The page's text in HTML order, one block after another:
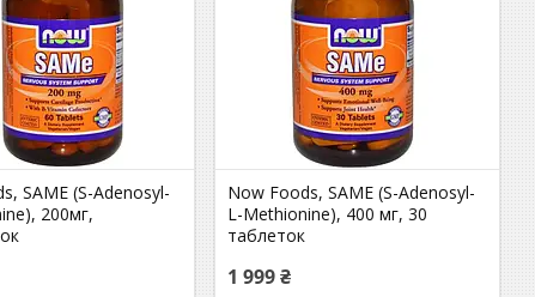
SAME (S-Adenosyl-
200мг,
Now Foods, SAME (S-Adenosyl-
L-Methionine), 400 мг, 30
таблеток
1 999 ₴